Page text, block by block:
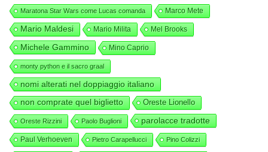
Maratona Star Wars come Lucas comanda Marco Mete
Mario Maldesi Mario Milita Mel Brooks
Michele Gammino Mino Caprio
monty python e il sacro graal
nomi alterati nel doppiaggio italiano
non comprate quel biglietto Oreste Lionello
Oreste Rizzini Paolo Buglioni parolacce tradotte
Paul Verhoeven Pietro Carapellucci Pino Colizzi